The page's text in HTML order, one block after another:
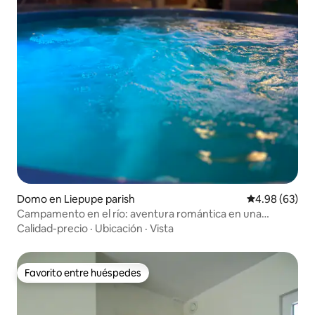
Domo en Liepupe parish Calificación
4.98 (63)
Campamento en el río: aventura romántica en una
acogedora casa con cúpula
Calidad-precio · Ubicación · Vista
Favorito entre huéspedes
Favorito entre huéspedes